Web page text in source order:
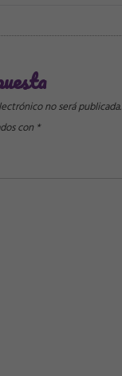
no será publicada.
con *